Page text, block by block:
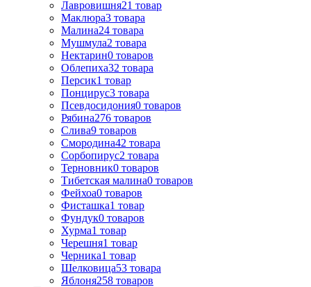
Лавровишня21 товар
Маклюра3 товара
Малина24 товара
Мушмула2 товара
Нектарин0 товаров
Облепиха32 товара
Персик1 товар
Понцирус3 товара
Псевдосидония0 товаров
Рябина276 товаров
Слива9 товаров
Смородина42 товара
Сорбопирус2 товара
Терновник0 товаров
Тибетская малина0 товаров
Фейхоа0 товаров
Фисташка1 товар
Фундук0 товаров
Хурма1 товар
Черешня1 товар
Черника1 товар
Шелковица53 товара
Яблоня258 товаров